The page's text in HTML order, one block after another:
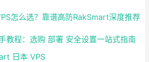
怎么选？靠谱高防RakSmart深度推荐
教程：选购 部署 安全设置一站式指南
日本 VPS